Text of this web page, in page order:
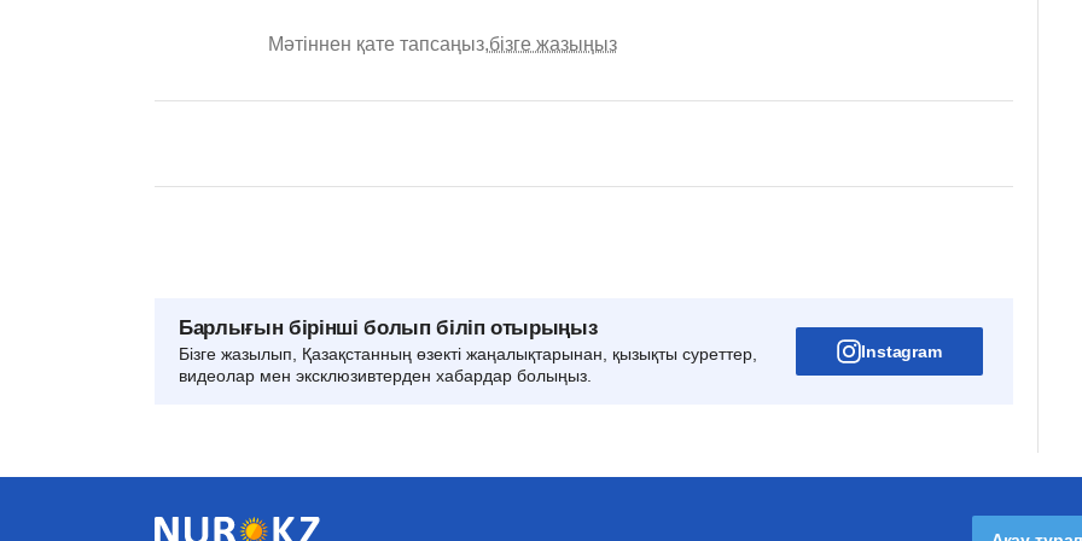
Мәтіннен қате тапсаңыз,бізге жазыңыз
Барлығын бірінші болып біліп отырыңыз
Бізге жазылып, Қазақстанның өзекті жаңалықтарынан, қызықты суреттер,
видеолар мен эксклюзивтерден хабардар болыңыз.
Instagram